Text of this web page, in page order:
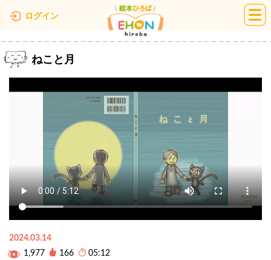
ログイン 絵本ひろば
ねこと月
2024.03.14
1,977
166 05:12